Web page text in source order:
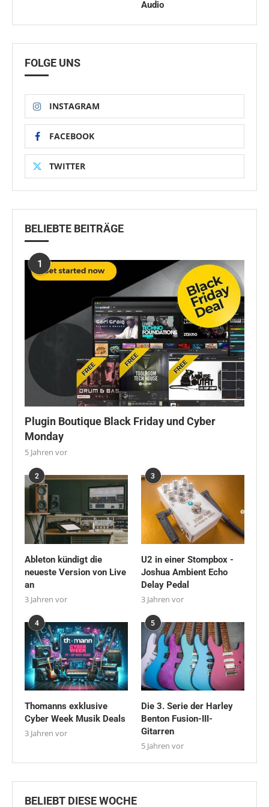
Audio
FOLGE UNS
INSTAGRAM
FACEBOOK
TWITTER
BELIEBTE BEITRÄGE
1
Plugin Boutique Black Friday und Cyber
Monday
5 Jahren vor
2
Ableton kündigt die
neueste Version von Live
an
3 Jahren vor
3
U2 in einer Stompbox -
Joshua Ambient Echo
Delay Pedal
3 Jahren vor
4
Thomanns exklusive
Cyber Week Musik Deals
3 Jahren vor
5
Die 3. Serie der Harley
Benton Fusion-III-
Gitarren
5 Jahren vor
BELIEBT DIESE WOCHE